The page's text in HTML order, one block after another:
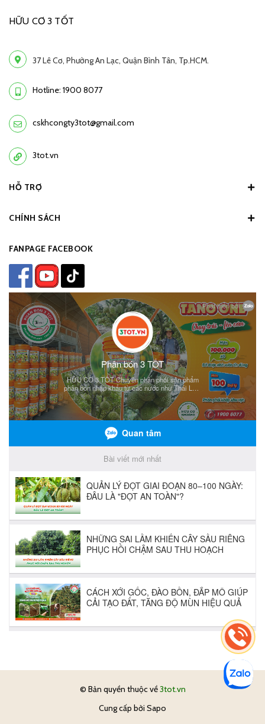
HỮU CƠ 3 TỐT
37 Lê Cơ, Phường An Lạc, Quận Bình Tân, Tp.HCM.
Hotline: 1900 8077
cskhcongty3tot@gmail.com
3tot.vn
HỖ TRỢ
CHÍNH SÁCH
FANPAGE FACEBOOK
© Bản quyền thuộc về3tot.vn
Cung cấp bởi Sapo